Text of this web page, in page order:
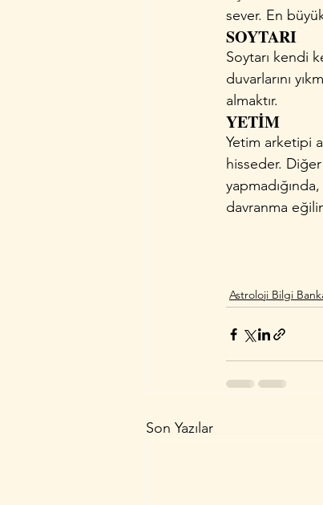
sever. En
SOYTARI
Soytarı kendi
duvarlarını
almaktır.
YETİM
Yetim arketipi
hisseder.
davranma
Astroloji Bilgi
Son Yazılar